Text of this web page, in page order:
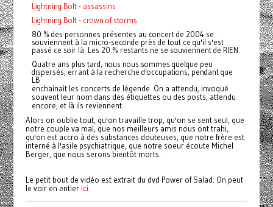
Lightning Bolt - assassins
Lightning Bolt - crown of storms
80 % des personnes présentes au concert de 2004 se
souviennent à la micro-seconde près de tout ce qu'il s'est
passé ce soir là. Les 20 % restants ne se souviennent de RIEN.
Quatre ans plus tard, nous nous sommes quelque peu
dispersés, errant à la recherche d'occupations, pendant que
LB
enchainait les concerts de légende. On a attendu, invoqué
souvent leur nom dans des étiquettes ou des posts, attendu
encore, et là ils reviennent.
Alors on oublie tout, qu'on travaille trop, qu'on se sent seul, que
notre couple va mal, que nos meilleurs amis nous ont trahi,
qu'on est accro à des substances douteuses, que notre frère est
interné à l'asile psychiatrique, que notre soeur écoute Michel
Berger, que nous serons bientôt morts.
Le petit bout de vidéo est extrait du dvd Power of Salad. On peut
le voir en entier ici